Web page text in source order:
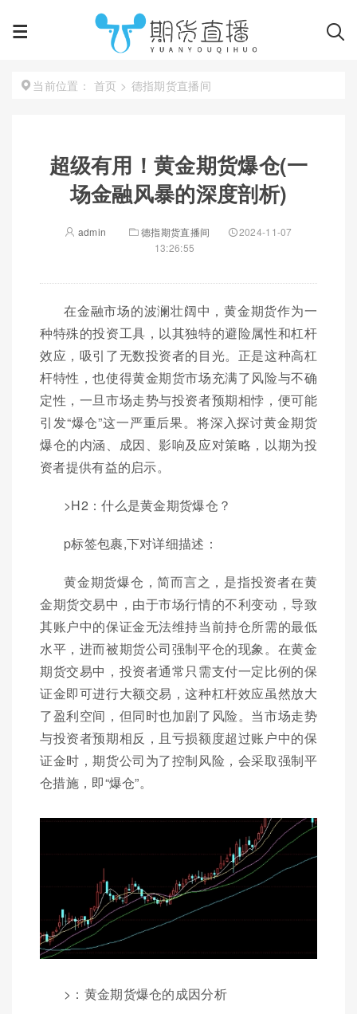
当前位置： 首页 > 德指期货直播间
超级有用！黄金期货爆仓(一
场金融风暴的深度剖析)
admin 德指期货直播间
2024-11-07
13:26:55
在金融市场的波澜壮阔中，黄金期货作为一
种特殊的投资工具，以其独特的避险属性和杠杆
效应，吸引了无数投资者的目光。正是这种高杠
杆特性，也使得黄金期货市场充满了风险与不确
定性，一旦市场走势与投资者预期相悖，便可能
引发“爆仓”这一严重后果。将深入探讨黄金期货
爆仓的内涵、成因、影响及应对策略，以期为投
资者提供有益的启示。
>H2：什么是黄金期货爆仓？
p标签包裹,下对详细描述：
黄金期货爆仓，简而言之，是指投资者在黄
金期货交易中，由于市场行情的不利变动，导致
其账户中的保证金无法维持当前持仓所需的最低
水平，进而被期货公司强制平仓的现象。在黄金
期货交易中，投资者通常只需支付一定比例的保
证金即可进行大额交易，这种杠杆效应虽然放大
了盈利空间，但同时也加剧了风险。当市场走势
与投资者预期相反，且亏损额度超过账户中的保
证金时，期货公司为了控制风险，会采取强制平
仓措施，即“爆仓”。
>：黄金期货爆仓的成因分析